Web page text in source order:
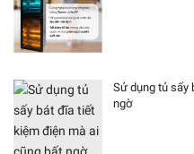
Sử dụng tủ sấy
ngờ